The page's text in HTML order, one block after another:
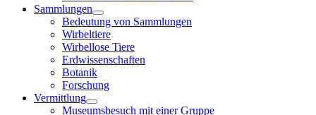
Sammlungen
Bedeutung von Sammlungen
Wirbeltiere
Wirbellose Tiere
Erdwissenschaften
Botanik
Forschung
Vermittlung
Museumsbesuch mit einer Gruppe